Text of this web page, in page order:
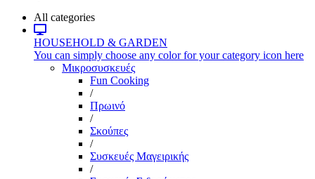
All categories
HOUSEHOLD & GARDEN
You can simply choose any color for your category icon here
Μικροσυσκευές
Fun Cooking
/
Πρωινό
/
Σκούπες
/
Συσκευές Μαγειρικής
/